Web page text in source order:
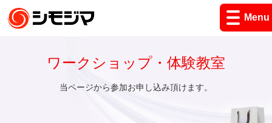
Menu
ワークショップ・体験教室
当ページから参加お申し込み頂けます。